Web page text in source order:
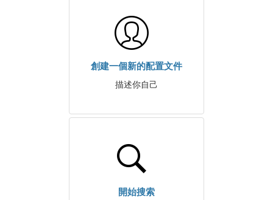
創建一個新的配置文件
描述你自己
開始搜索